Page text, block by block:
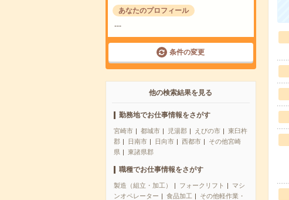
あなたのプロフィール
---
条件の変更
他の検索結果を見る
勤務地でお仕事情報をさがす
宮崎市 都城市 児湯郡 えびの市
東臼杵
郡
日南市 日向市 西都市
その他宮崎
県
東諸県郡
職種でお仕事情報をさがす
製造（組立・加工） フォークリフト
マシ
ンオペレーター
食品加工
その他軽作業・